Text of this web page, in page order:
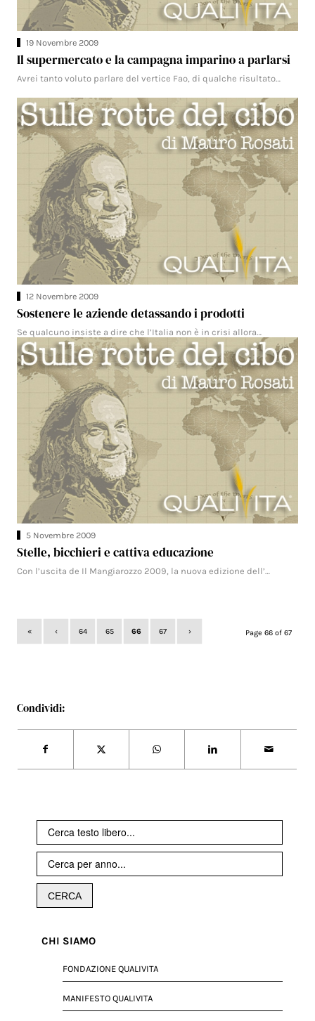
19 Novembre 2009
Il supermercato e la campagna imparino a parlarsi
Avrei tanto voluto parlare del vertice Fao, di qualche risultato…
12 Novembre 2009
Sostenere le aziende detassando i prodotti
Se qualcuno insiste a dire che l’Italia non è in crisi allora…
5 Novembre 2009
Stelle, bicchieri e cattiva educazione
Con l’uscita de Il Mangiarozzo 2009, la nuova edizione dell’…
Page 66 of 67
« ‹ 64 65 66 67 ›
Condividi:
CHI SIAMO
FONDAZIONE QUALIVITA
MANIFESTO QUALIVITA